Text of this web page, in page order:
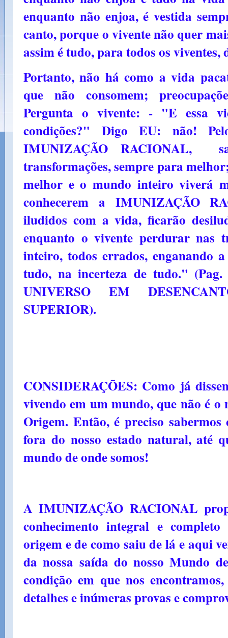
enquanto não enjoa, é vestida
canto, porque o vivente não quer
assim é tudo, para todos os viventes,
Portanto, não há como a vida
que não consomem;
Pergunta o vivente: - "E essa
condições?" Digo EU: não!
IMUNIZAÇÃO RACIONAL,
transformações, sempre para
melhor e o mundo inteiro viverá
conhecerem a IMUNIZAÇÃO
iludidos com a vida, ficarão
enquanto o vivente perdurar nas
inteiro, todos errados, enganando
tudo, na incerteza de tudo."
UNIVERSO EM
SUPERIOR).
CONSIDERAÇÕES: Como já
vivendo em um mundo, que não é
Origem. Então, é preciso
fora do nosso estado natural, até
mundo de onde somos!
A IMUNIZAÇÃO RACIONAL
conhecimento integral e
origem e de como saiu de lá e aqui
da nossa saída do nosso Mundo
condição em que nos
detalhes e inúmeras provas e